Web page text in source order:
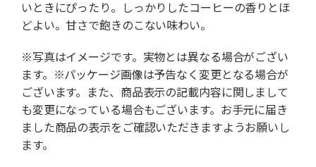
いときにぴったり。しっかりしたコーヒーの香りとほ
どよい。甘さで飽きのこない味わい。
※写真はイメージです。実物とは異なる場合がござい
ます。※パッケージ画像は予告なく変更となる場合が
ございます。また、商品表示の記載内容に関しまして
も変更になっている場合もございます。お手元に届き
ました商品の表示をご確認いただきますようお願いし
ます。